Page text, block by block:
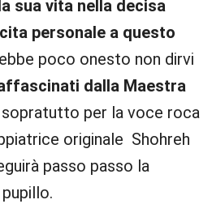
sua vita nella decisa
personale a questo
poco onesto non dirvi
dalla Maestra
sopratutto per la voce roca
originale Shohreh
passo passo la